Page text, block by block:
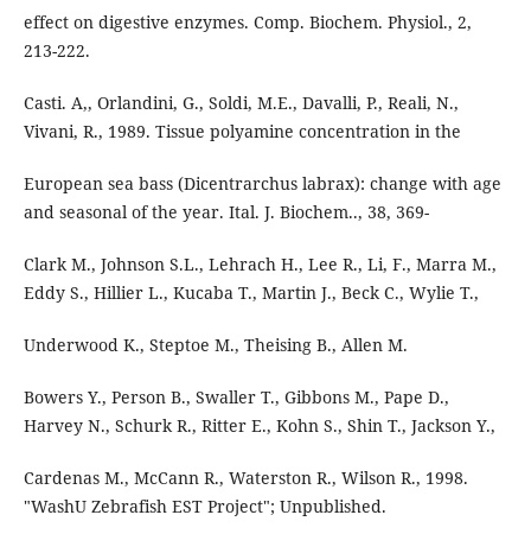
effect on digestive enzymes. Comp. Biochem. Physiol., 2,
213-222.
Casti. A,, Orlandini, G., Soldi, M.E., Davalli, P., Reali, N.,
Vivani, R., 1989. Tissue polyamine concentration in the
European sea bass (Dicentrarchus labrax): change with age
and seasonal of the year. Ital. J. Biochem.., 38, 369-
Clark M., Johnson S.L., Lehrach H., Lee R., Li, F., Marra M.,
Eddy S., Hillier L., Kucaba T., Martin J., Beck C., Wylie T.,
Underwood K., Steptoe M., Theising B., Allen M.
Bowers Y., Person B., Swaller T., Gibbons M., Pape D.,
Harvey N., Schurk R., Ritter E., Kohn S., Shin T., Jackson Y.,
Cardenas M., McCann R., Waterston R., Wilson R., 1998.
"WashU Zebrafish EST Project"; Unpublished.